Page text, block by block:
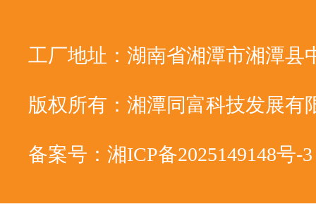
工厂地址：湖南省湘潭市湘潭县
版权所有：湘潭同富科技发展有
备案号：湘ICP备2025149148号-3